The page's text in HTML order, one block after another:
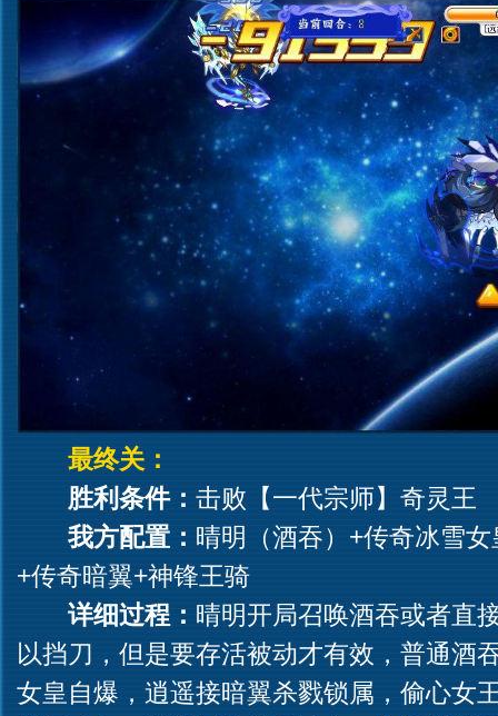
最终关：
胜利条件： 击败【一代宗师】奇灵王
我方配置： 晴明（酒吞）+传奇冰雪
+传奇暗翼+神锋王骑
详细过程： 晴明开局召唤酒吞或者直
以挡刀，但是要存活被动才有效，普通酒
女皇自爆，逍遥接暗翼杀戮锁属，偷心女